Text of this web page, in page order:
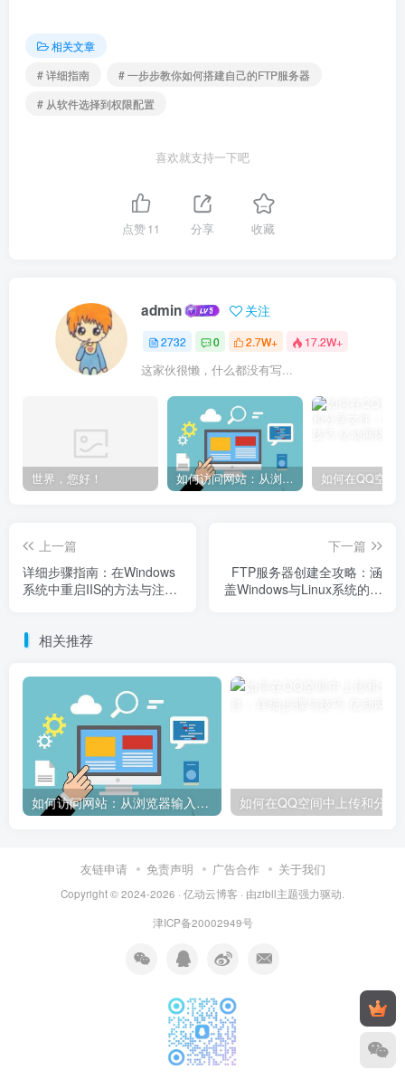
相关文章
# 详细指南
# 一步步教你如何搭建自己的FTP服务器
# 从软件选择到权限配置
喜欢就支持一下吧
点赞11 分享 收藏
admin 关注
2732 0 2.7W+ 17.2W+
这家伙很懒，什么都没有写...
世界，您好！ 如何访问网站：从浏览器输入到页面加载的完整步骤详解
上一篇
详细步骤指南：在Windows
系统中重启IIS的方法与注意
下一篇
FTP服务器创建全攻略：涵
盖Windows与Linux系统的设
相关推荐
如何访问网站：从浏览器输入到页面加载的完整步骤详解
友链申请 免责声明 广告合作 关于我们
Copyright © 2024-2026 · 亿动云博客 · 由zibll主题强力驱动.
津ICP备20002949号